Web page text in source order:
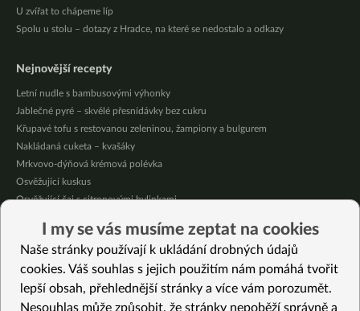
U zvířat to chápeme líp
Spolu u stolu – dotazy z Hradce, na které se nedostalo a odkazy
Nejnovější recepty
Letní nudle s bambusovými výhonky
Jablečné pyré – skvělé přesnídávky bez cukru
Křupavé tofu s restovanou zeleninou, žampiony a bulgurem
Nakládaná cuketa – kvašáky
Mrkvovo-dýňová krémová polévka
Osvěžující kuskus
Osvěžující čaj s citronovými bylinkami
Čokoládové muffiny s mangovým krémem
Meruňky a jablka v citrónovém želé
Vybrané recepty
I my se vás musíme zeptat na cookies
Naše stránky používají k ukládání drobných údajů
cookies. Váš souhlas s jejich použitím nám pomáhá tvořit
lepší obsah, přehlednější stránky a více vám porozumět.
Nesouhlas může způsobit, že stránky nepoběží správně a